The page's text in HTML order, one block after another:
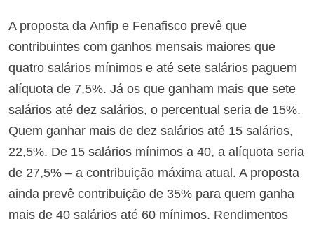
A proposta da Anfip e Fenafisco prevê que
contribuintes com ganhos mensais maiores que
quatro salários mínimos e até sete salários paguem
alíquota de 7,5%. Já os que ganham mais que sete
salários até dez salários, o percentual seria de 15%.
Quem ganhar mais de dez salários até 15 salários,
22,5%. De 15 salários mínimos a 40, a alíquota seria
de 27,5% – a contribuição máxima atual. A proposta
ainda prevê contribuição de 35% para quem ganha
mais de 40 salários até 60 mínimos. Rendimentos